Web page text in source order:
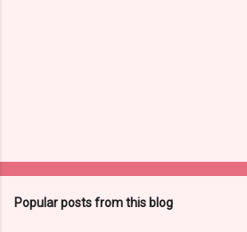
Popular posts from this blog